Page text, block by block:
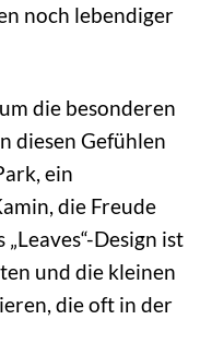
noch lebendiger
die besonderen
diesen Gefühlen
ein
die Freude
Design ist
und die kleinen
die oft in der